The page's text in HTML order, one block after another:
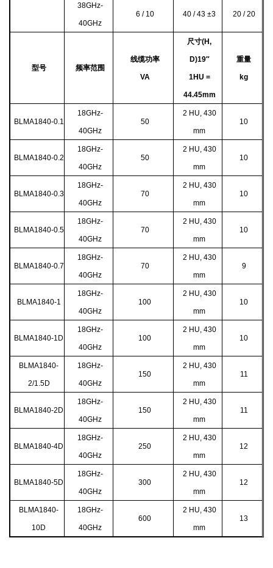
38GHz-
40GHz
6 / 10 40 / 43 ±3 20 / 20
型号 频率范围
线缆功率
VA
尺寸(H,
D)19″
1HU =
44.45mm
重量
kg
BLMA1840-0.1
18GHz-
40GHz
50
2 HU, 430
mm
10
BLMA1840-0.2
18GHz-
40GHz
50
2 HU, 430
mm
10
BLMA1840-0.3
18GHz-
40GHz
70
2 HU, 430
mm
10
BLMA1840-0.5
18GHz-
40GHz
70
2 HU, 430
mm
10
BLMA1840-0.7
18GHz-
40GHz
70
2 HU, 430
mm
9
BLMA1840-1
18GHz-
40GHz
100
2 HU, 430
mm
10
BLMA1840-1D
18GHz-
40GHz
100
2 HU, 430
mm
10
BLMA1840-
2/1.5D
18GHz-
40GHz
150
2 HU, 430
mm
11
BLMA1840-2D
18GHz-
40GHz
150
2 HU, 430
mm
11
BLMA1840-4D
18GHz-
40GHz
250
2 HU, 430
mm
12
BLMA1840-5D
18GHz-
40GHz
300
2 HU, 430
mm
12
BLMA1840-
10D
18GHz-
40GHz
600
2 HU, 430
mm
13